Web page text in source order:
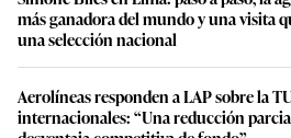
más ganadora del mundo y una visita
una selección nacional
Aerolíneas responden a LAP sobre la
internacionales: “Una reducción